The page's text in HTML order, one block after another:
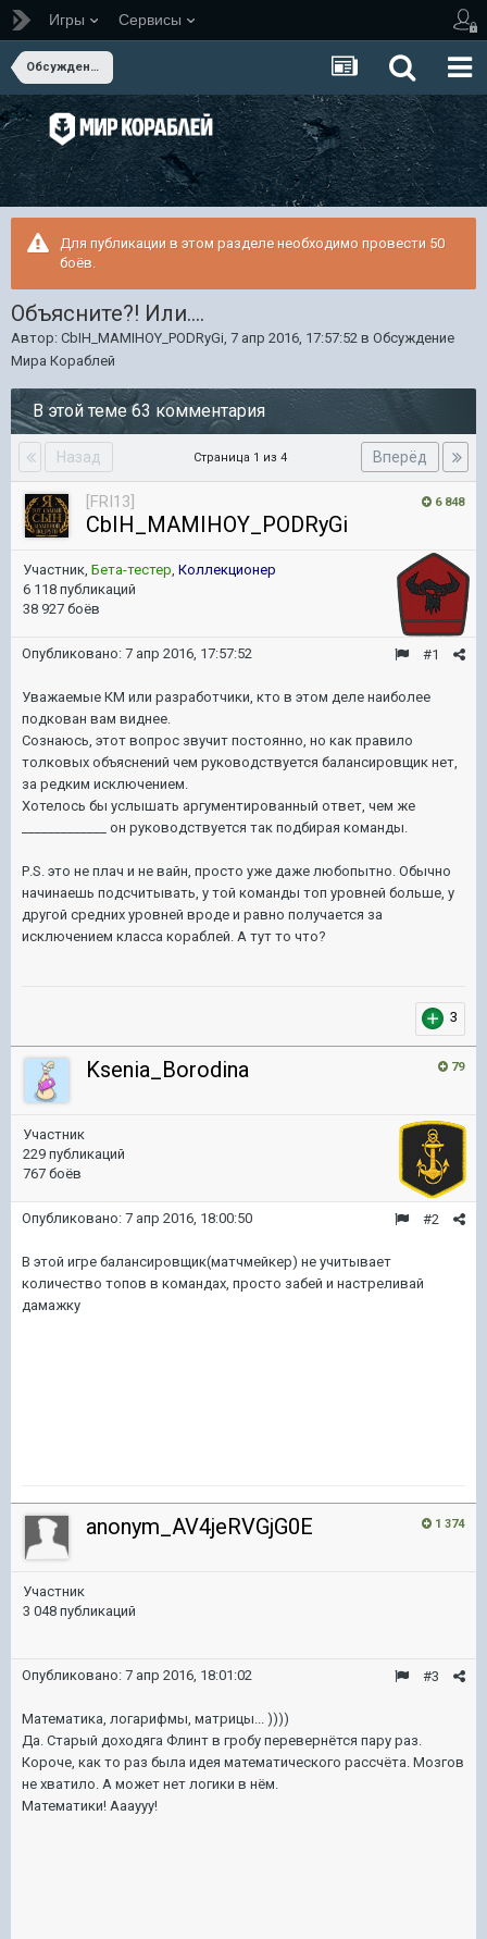
Игры Сервисы
Обсуждение Мира Кораблей
Для публикации в этом разделе необходимо провести 50
боёв.
Объясните?! Или....
Автор: CbIH_MAMIHOY_PODRyGi, 7 апр 2016, 17:57:52 в Обсуждение
Мира Кораблей
В этой теме 63 комментария
Назад Вперёд
Страница 1 из 4
6 848
[FRI13]
CbIH_MAMIHOY_PODRyGi
Участник, Бета-тестер, Коллекционер
6 118 публикаций
38 927 боёв
#1
Опубликовано: 7 апр 2016, 17:57:52
Уважаемые КМ или разработчики, кто в этом деле наиболее
подкован вам виднее.
Сознаюсь, этот вопрос звучит постоянно, но как правило
толковых объяснений чем руководствуется балансировщик нет,
за редким исключением.
Хотелось бы услышать аргументированный ответ, чем же
_____________ он руководствуется так подбирая команды.
Р.S. это не плач и не вайн, просто уже даже любопытно. Обычно
начинаешь подсчитывать, у той команды топ уровней больше, у
другой средних уровней вроде и равно получается за
исключением класса кораблей. А тут то что?
3
79
Ksenia_Borodina
Участник
229 публикаций
767 боёв
#2
Опубликовано: 7 апр 2016, 18:00:50
В этой игре балансировщик(матчмейкер) не учитывает
количество топов в командах, просто забей и настреливай
дамажку
1 374
anonym_AV4jeRVGjG0E
Участник
3 048 публикаций
#3
Опубликовано: 7 апр 2016, 18:01:02
Математика, логарифмы, матрицы... ))))
Да. Старый доходяга Флинт в гробу перевернётся пару раз.
Короче, как то раз была идея математического рассчёта. Мозгов
не хватило. А может нет логики в нём.
Математики! Аааууу!